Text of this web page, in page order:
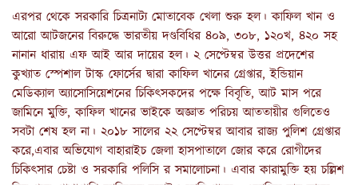
এরপর থেকে সরকারি চিত্রনাট্য মোতাবেক খেলা শুরু হল। কাফিল খান ও
আরো আটজনের বিরুদ্ধে ভারতীয় দণ্ডবিধির ৪০৯, ৩০৮, ১২০খ, ৪২০ সহ
নানান ধারায় এফ আই আর দায়ের হল। ২ সেপ্টেম্বর উত্তর প্রদেশের
কুখ্যাত স্পেশাল টাস্ক ফোর্সের দ্বারা কাফিল খানের গ্রেপ্তার, ইন্ডিয়ান
মেডিক্যাল অ্যাসোসিয়েশনের চিকিৎসকদের পক্ষে বিবৃতি, আট মাস পরে
জামিনে মুক্তি, কাফিল খানের ভাইকে অজ্ঞাত পরিচয় আততায়ীর গুলিতেও
সবটা শেষ হল না। ২০১৮ সালের ২২ সেপ্টেম্বর আবার রাজ্য পুলিশ গ্রেপ্তার
করে,এবার অভিযোগ বাহারাইচ জেলা হাসপাতালে জোর করে রোগীদের
চিকিৎসার চেষ্টা ও সরকারি পলিসি র সমালোচনা। এবার কারামুক্তি হয় চল্লিশ